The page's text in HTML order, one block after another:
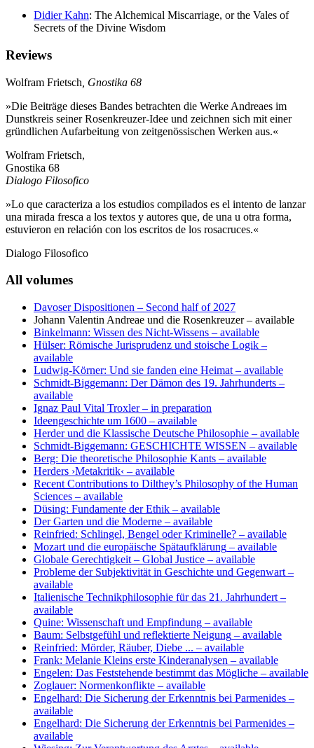
Didier Kahn: The Alchemical Miscarriage, or the Vales of
Secrets of the Divine Wisdom
Reviews
Wolfram Frietsch , Gnostika 68
»Die Beiträge dieses Bandes betrachten die Werke Andreaes im
Dunstkreis seiner Rosenkreuzer-Idee und zeichnen sich mit einer
gründlichen Aufarbeitung von zeitgenössischen Werken aus.«
Wolfram Frietsch,
Gnostika 68
Dialogo Filosofico
»Lo que caracteriza a los estudios compilados es el intento de lanzar
una mirada fresca a los textos y autores que, de una u otra forma,
estuvieron en relación con los escritos de los rosacruces.«
Dialogo Filosofico
All volumes
Davoser Dispositionen – Second half of 2027
Johann Valentin Andreae und die Rosenkreuzer– available
Binkelmann: Wissen des Nicht-Wissens – available
Hülser: Römische Jurisprudenz und stoische Logik –
available
Ludwig-Körner: Und sie fanden eine Heimat – available
Schmidt-Biggemann: Der Dämon des 19. Jahrhunderts –
available
Ignaz Paul Vital Troxler– in preparation
Ideengeschichte um 1600 – available
Herder und die Klassische Deutsche Philosophie – available
Schmidt-Biggemann: GESCHICHTE WISSEN – available
Berg: Die theoretische Philosophie Kants – available
Herders ›Metakritik‹ – available
Recent Contributions to Dilthey’s Philosophy of the Human
Sciences – available
Düsing: Fundamente der Ethik – available
Der Garten und die Moderne – available
Reinfried: Schlingel, Bengel oder Kriminelle? – available
Mozart und die europäische Spätaufklärung – available
Globale Gerechtigkeit – Global Justice – available
Probleme der Subjektivität in Geschichte und Gegenwart –
available
Italienische Technikphilosophie für das 21. Jahrhundert –
available
Quine: Wissenschaft und Empfindung – available
Baum: Selbstgefühl und reflektierte Neigung – available
Reinfried: Mörder, Räuber, Diebe ... – available
Frank: Melanie Kleins erste Kinderanalysen – available
Engelen: Das Feststehende bestimmt das Mögliche – available
Zoglauer: Normenkonflikte – available
Engelhard: Die Sicherung der Erkenntnis bei Parmenides –
available
Engelhard: Die Sicherung der Erkenntnis bei Parmenides –
available